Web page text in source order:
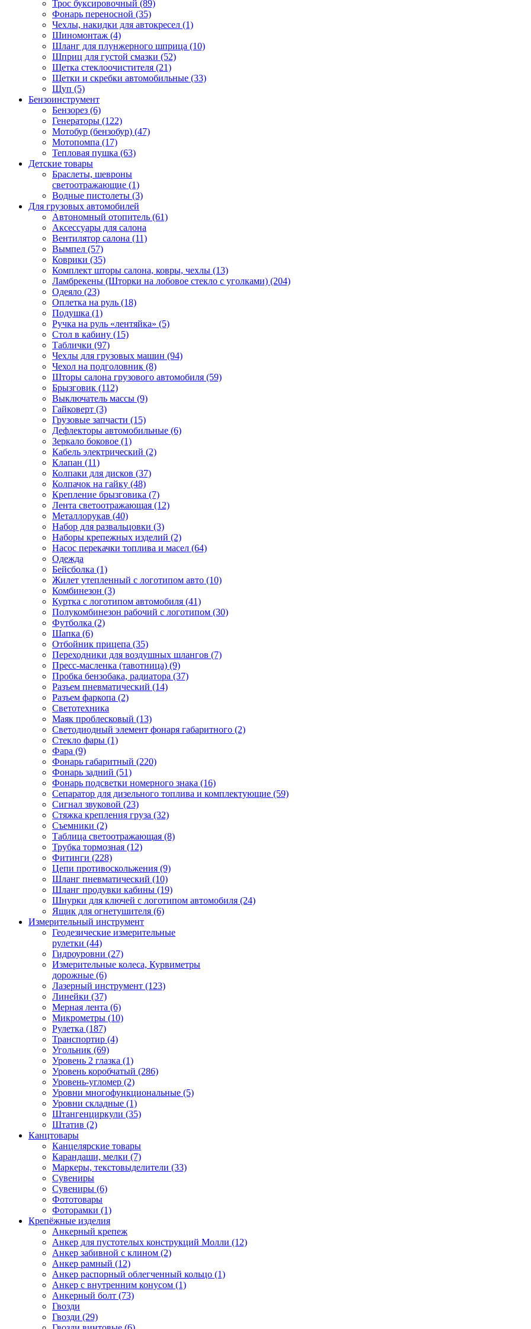
Трос буксировочный (89)
Фонарь переносной (35)
Чехлы, накидки для автокресел (1)
Шиномонтаж (4)
Шланг для плунжерного шприца (10)
Шприц для густой смазки (52)
Щетка стеклоочистителя (21)
Щетки и скребки автомобильные (33)
Щуп (5)
Бензоинструмент
Бензорез (6)
Генераторы (122)
Мотобур (бензобур) (47)
Мотопомпа (17)
Тепловая пушка (63)
Детские товары
Браслеты, шевроны
светоотражающие (1)
Водные пистолеты (3)
Для грузовых автомобилей
Автономный отопитель (61)
Аксессуары для салона
Вентилятор салона (11)
Вымпел (57)
Коврики (35)
Комплект шторы салона, ковры, чехлы (13)
Ламбрекены (Шторки на лобовое стекло с уголками) (204)
Одеяло (23)
Оплетка на руль (18)
Подушка (1)
Ручка на руль «лентяйка» (5)
Стол в кабину (15)
Таблички (97)
Чехлы для грузовых машин (94)
Чехол на подголовник (8)
Шторы салона грузового автомобиля (59)
Брызговик (112)
Выключатель массы (9)
Гайковерт (3)
Грузовые запчасти (15)
Дефлекторы автомобильные (6)
Зеркало боковое (1)
Кабель электрический (2)
Клапан (11)
Колпаки для дисков (37)
Колпачок на гайку (48)
Крепление брызговика (7)
Лента светоотражающая (12)
Металлорукав (40)
Набор для развальцовки (3)
Наборы крепежных изделий (2)
Насос перекачки топлива и масел (64)
Одежда
Бейсболка (1)
Жилет утепленный с логотипом авто (10)
Комбинезон (3)
Куртка с логотипом автомобиля (41)
Полукомбинезон рабочий с логотипом (30)
Футболка (2)
Шапка (6)
Отбойник прицепа (35)
Переходники для воздушных шлангов (7)
Пресс-масленка (тавотница) (9)
Пробка бензобака, радиатора (37)
Разъем пневматический (14)
Разъем фаркопа (2)
Светотехника
Маяк проблесковый (13)
Светодиодный элемент фонаря габаритного (2)
Стекло фары (1)
Фара (9)
Фонарь габаритный (220)
Фонарь задний (51)
Фонарь подсветки номерного знака (16)
Сепаратор для дизельного топлива и комплектующие (59)
Сигнал звуковой (23)
Стяжка крепления груза (32)
Съемники (2)
Таблица светоотражающая (8)
Трубка тормозная (12)
Фитинги (228)
Цепи противоскольжения (9)
Шланг пневматический (10)
Шланг продувки кабины (19)
Шнурки для ключей с логотипом автомобиля (24)
Ящик для огнетушителя (6)
Измерительный инструмент
Геодезические измерительные
рулетки (44)
Гидроуровни (27)
Измерительные колеса, Курвиметры
дорожные (6)
Лазерный инструмент (123)
Линейки (37)
Мерная лента (6)
Микрометры (10)
Рулетка (187)
Транспортир (4)
Угольник (69)
Уровень 2 глазка (1)
Уровень коробчатый (286)
Уровень-угломер (2)
Уровни многофункциональные (5)
Уровни складные (1)
Штангенциркули (35)
Штатив (2)
Канцтовары
Канцелярские товары
Карандаши, мелки (7)
Маркеры, текстовыделители (33)
Сувениры
Сувениры (6)
Фототовары
Фоторамки (1)
Крепёжные изделия
Анкерный крепеж
Анкер для пустотелых конструкций Молли (12)
Анкер забивной с клином (2)
Анкер рамный (12)
Анкер распорный облегченный кольцо (1)
Анкер с внутренним конусом (1)
Анкерный болт (73)
Гвозди
Гвозди (29)